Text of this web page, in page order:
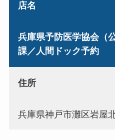
店名
兵庫県予防医学協会（
課／人間ドック予約
住所
兵庫県神戸市灘区岩屋